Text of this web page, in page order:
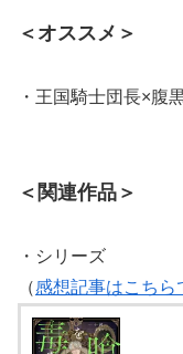
＜オススメ＞
・王国騎士団長×腹
＜関連作品＞
・シリーズ
（感想記事はこちら